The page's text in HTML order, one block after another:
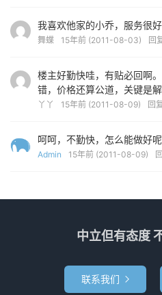
我喜欢他家的小乔，服务很
舞蝶 15年前 (2011-08-03) 回
楼主好勤快哇，有贴必回啊
错，价格还算公道，关键是
丫丫 15年前 (2011-08-09) 回
呵呵，不勤快，怎么能做好呢
Admin 15年前 (2011-08-09)
中立但有态度
联系我们 